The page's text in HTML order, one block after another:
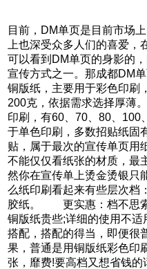
目前，DM单页是目前市场
上也深受众多人们的喜爱，
可以看到DM单页的身影的
宣传方式之一。那成都
铜版纸，主要用于彩色印刷，
200克，依据需求选择厚薄
印刷，有60、70、80、
于单色印刷，多数招贴纸固
贴，属于最次的宣传单
不能仅仅看纸张的材质，最
然你在宣传单上烫金烫银只能
么纸印刷看起来有些层次档
胶纸。 更实惠：档不思索
铜版纸贵些;详细的使用不
搭配，搭配的得当，
果，普通是用铜版纸彩色印
张，靡费!要高档又想省钱